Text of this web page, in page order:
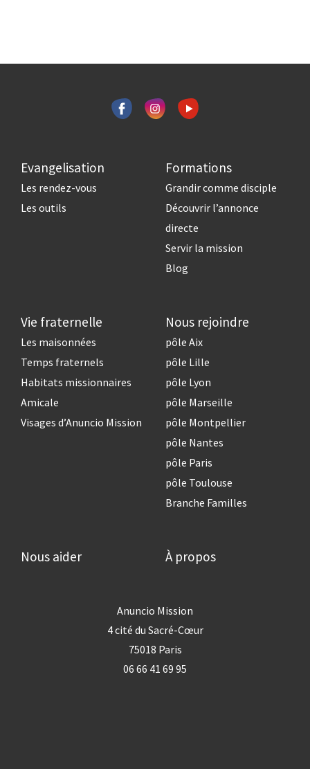
Evangelisation
Les rendez-vous
Les outils
Formations
Grandir comme disciple
Découvrir l’annonce
directe
Servir la mission
Blog
Vie fraternelle
Les maisonnées
Temps fraternels
Habitats missionnaires
Amicale
Visages d’Anuncio Mission
Nous rejoindre
pôle Aix
pôle Lille
pôle Lyon
pôle Marseille
pôle Montpellier
pôle Nantes
pôle Paris
pôle Toulouse
Branche Familles
Nous aider À propos
Anuncio Mission
4 cité du Sacré-Cœur
75018 Paris
06 66 41 69 95